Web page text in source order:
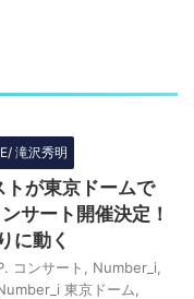
滝沢秀明
トが東京ドームで
サート開催決定！
に動く
コンサート Number_i
東京ドーム